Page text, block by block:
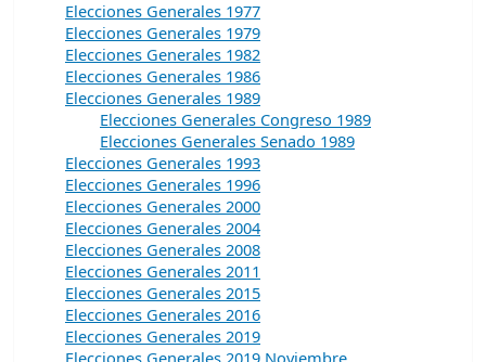
Elecciones Generales 1977
Elecciones Generales 1979
Elecciones Generales 1982
Elecciones Generales 1986
Elecciones Generales 1989
Elecciones Generales Congreso 1989
Elecciones Generales Senado 1989
Elecciones Generales 1993
Elecciones Generales 1996
Elecciones Generales 2000
Elecciones Generales 2004
Elecciones Generales 2008
Elecciones Generales 2011
Elecciones Generales 2015
Elecciones Generales 2016
Elecciones Generales 2019
Elecciones Generales 2019 Noviembre